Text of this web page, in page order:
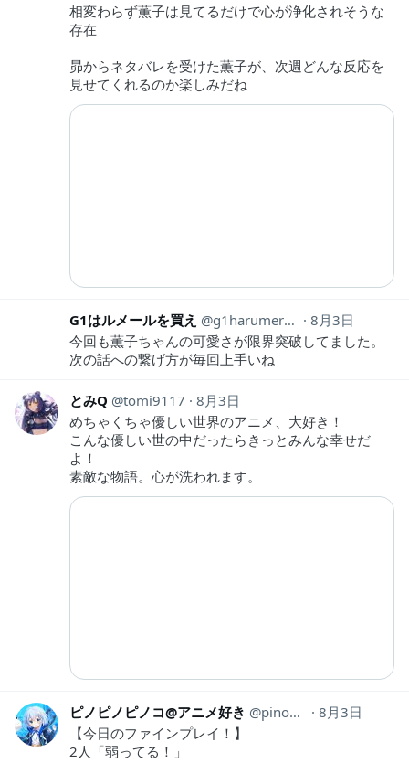
相変わらず薫子は見てるだけで心が浄化されそうな
存在
昴からネタバレを受けた薫子が、次週どんな反応を
見せてくれるのか楽しみだね
G1はルメールを買え g1harumeruwokae
8月3日
今回も薫子ちゃんの可愛さが限界突破してました。
次の話への繋げ方が毎回上手いね
とみQ tomi9117
8月3日
めちゃくちゃ優しい世界のアニメ、大好き！
こんな優しい世の中だったらきっとみんな幸せだ
よ！
素敵な物語。心が洗われます。
ピノピノピノコ@アニメ好き pinopinopino369
8月3日
【今日のファインプレイ！】
2人「弱ってる！」